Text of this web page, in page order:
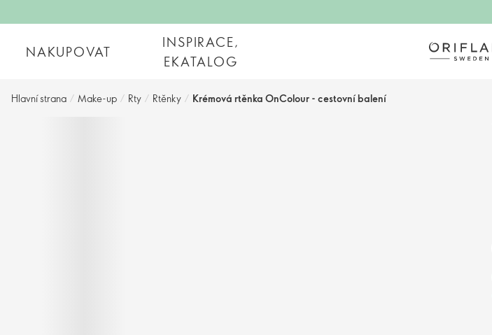
NAKUPOVAT
INSPIRACE,
EKATALOG
Hlavní strana / Make-up / Rty / Rtěnky / Krémová rtěnka OnColour - cestovní balení